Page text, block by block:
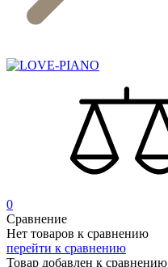
0
Сравнение
Нет товаров к сравнению
перейти к сравнению
Товар добавлен к сравнению